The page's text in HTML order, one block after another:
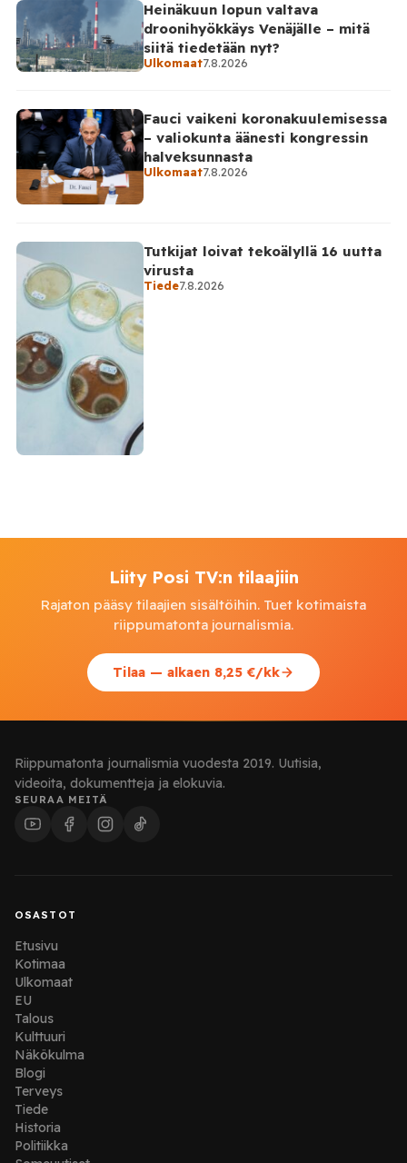
Heinäkuun lopun valtava
droonihyökkäys Venäjälle – mitä
siitä tiedetään nyt?
Ulkomaat7.8.2026
Fauci vaikeni koronakuulemisessa
– valiokunta äänesti kongressin
halveksunnasta
Ulkomaat7.8.2026
Tutkijat loivat tekoälyllä 16 uutta
virusta
Tiede7.8.2026
Liity Posi TV:n tilaajiin
Rajaton pääsy tilaajien sisältöihin. Tuet kotimaista
riippumatonta journalismia.
Tilaa — alkaen 8,25 €/kk
Riippumatonta journalismia vuodesta 2019. Uutisia,
videoita, dokumentteja ja elokuvia.
SEURAA MEITÄ
OSASTOT
Etusivu
Kotimaa
Ulkomaat
EU
Talous
Kulttuuri
Näkökulma
Blogi
Terveys
Tiede
Historia
Politiikka